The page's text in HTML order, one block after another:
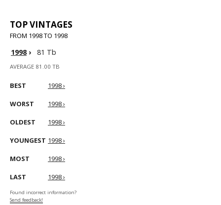
TOP VINTAGES
FROM 1998 TO 1998
1998› 81 Tb
AVERAGE 81.00 TB
BEST 1998 ›
WORST 1998 ›
OLDEST 1998 ›
YOUNGEST 1998 ›
MOST 1998 ›
LAST 1998 ›
Found incorrect information?
Send feedback!